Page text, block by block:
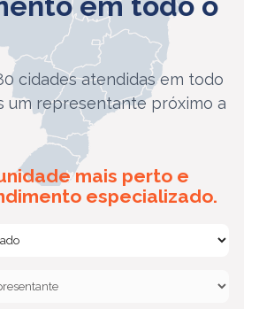
cidades atendidas em todo
um representante próximo a
mais perto e
especializado.